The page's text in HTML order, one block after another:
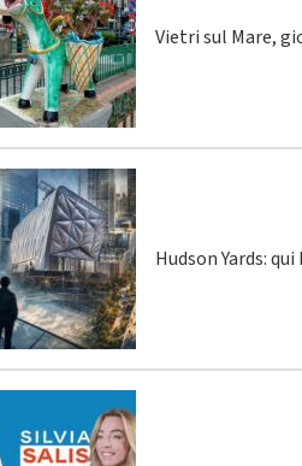
Vietri sul Mare,
Hudson Yards: